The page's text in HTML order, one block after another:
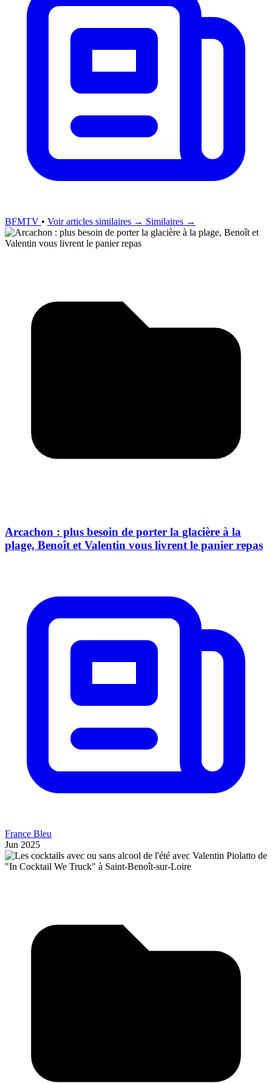
BFMTV • Voir articles similaires → Similaires →
Arcachon : plus besoin de porter la glacière à la
plage, Benoît et Valentin vous livrent le panier repas
France Bleu
Jun 2025